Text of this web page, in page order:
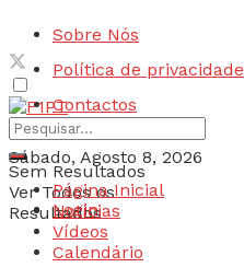
Sobre Nós
Política de privacidade
Contactos
Sábado, Agosto 8, 2026
Login
Sem Resultados
Ver Todos os
Resultados
Página Inicial
Notícias
Vídeos
Calendário